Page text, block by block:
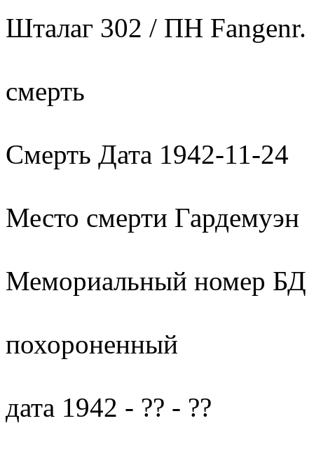
Шталаг 302 / ПН Fangenr.
смерть
Смерть Дата 1942-11-24
Место смерти Гардемуэн
Мемориальный номер БД
похороненный
дата 1942 - ?? - ??